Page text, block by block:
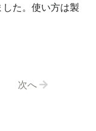
た。使い方は製
次へ